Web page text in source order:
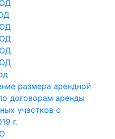
размера арендной
договорам аренды
участков с
г.